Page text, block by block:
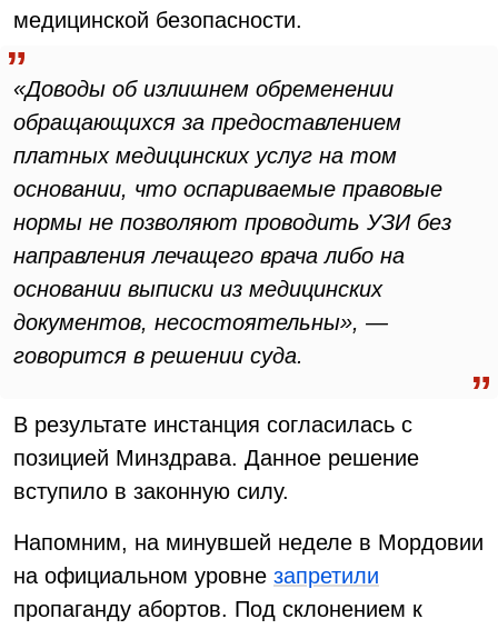
медицинской безопасности.
«Доводы об излишнем обременении
обращающихся за предоставлением
платных медицинских услуг на том
основании, что оспариваемые правовые
нормы не позволяют проводить УЗИ без
направления лечащего врача либо на
основании выписки из медицинских
документов, несостоятельны», —
говорится в решении суда.
В результате инстанция согласилась с
позицией Минздрава. Данное решение
вступило в законную силу.
Напомним, на минувшей неделе в Мордовии
на официальном уровне запретили
пропаганду абортов. Под склонением к